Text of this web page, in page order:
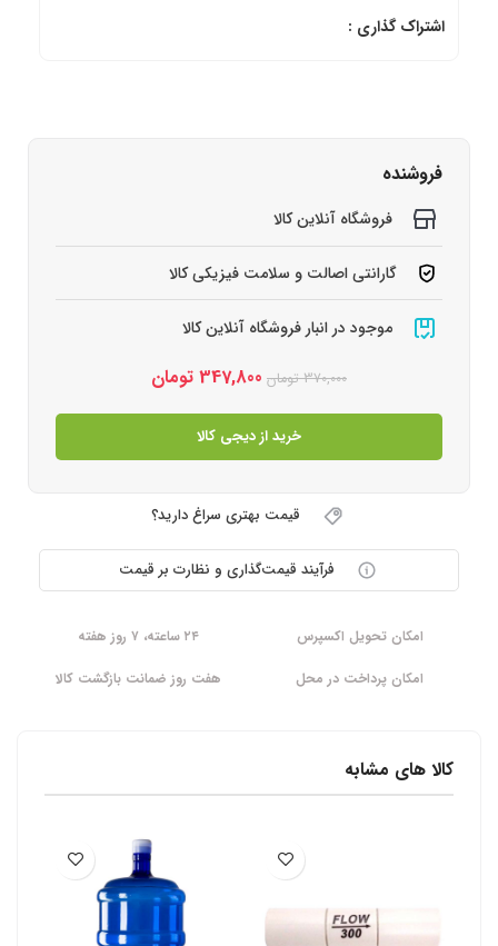
اشتراک گذاری :
فروشنده
فروشگاه آنلاین کالا
گارانتی اصالت و سلامت فیزیکی کالا
موجود در انبار فروشگاه آنلاین کالا
370,000 تومان 347,800 تومان
خرید از دیجی کالا
قیمت بهتری سراغ دارید؟
فرآیند قیمت‌گذاری و نظارت بر قیمت
امکان تحویل اکسپرس
۲۴ ساعته، ۷ روز هفته
امکان پرداخت در محل
هفت روز ضمانت بازگشت کالا
کالا های مشابه